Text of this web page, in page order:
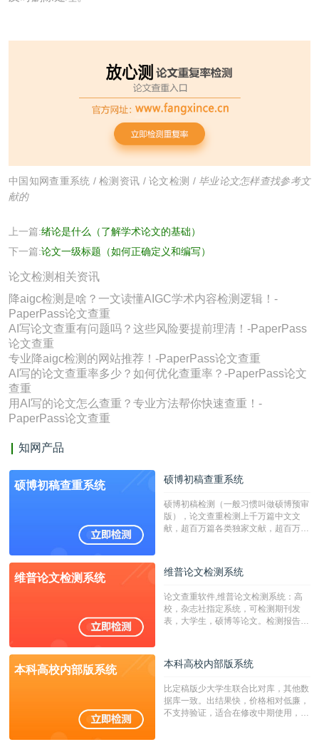
中国知网查重系统 /检测资讯 / 论文检测 / 毕业论文怎样查找参考文
献的
上一篇:绪论是什么（了解学术论文的基础）
下一篇:论文一级标题（如何正确定义和编写）
论文检测相关资讯
降aigc检测是啥？一文读懂AIGC学术内容检测逻辑！-
PaperPass论文查重
AI写论文查重有问题吗？这些风险要提前理清！-PaperPass
论文查重
专业降aigc检测的网站推荐！-PaperPass论文查重
AI写的论文查重率多少？如何优化查重率？-PaperPass论文
查重
用AI写的论文怎么查重？专业方法帮你快速查重！-
PaperPass论文查重
知网产品
硕博初稿查重系统 硕博初稿查重系统
硕博初稿检测（一般习惯叫做硕博预审
版），论文查重检测上千万篇中文文
献，超百万篇各类独家文献，超百万港
校用来检测硕博论文的系统，检测范围
广，数据来源真实，检测算法合理!本
字符数30万）
维普论文检测系统 维普论文检测系统
论文查重软件,维普论文检测系统：高
校，杂志社指定系统，可检测期刊发
表，大学生，硕博等论文。检测报告支
本科高校内部版系统 本科高校内部版系统
比定稿版少大学生联合比对库，其他数
据库一致。出结果快，价格相对低廉，
不支持验证，适合在修改中期使用，定